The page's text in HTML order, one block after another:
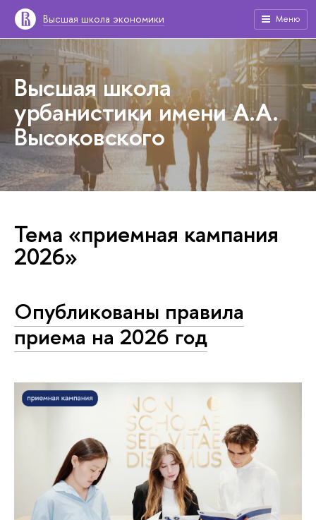
Высшая школа экономики Меню
Высшая школа
урбанистики имени А.А.
Высоковского
Тема «приемная кампания
2026»
Опубликованы правила
приема на 2026 год